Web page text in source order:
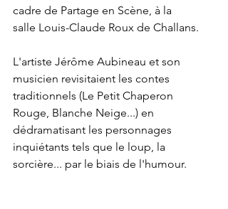
cadre de Partage en Scène, à la
salle Louis-Claude Roux de Challans.
L'artiste Jérôme Aubineau et son
musicien revisitaient les contes
traditionnels (Le Petit Chaperon
Rouge, Blanche Neige...) en
dédramatisant les personnages
inquiétants tels que le loup, la
sorcière... par le biais de l'humour.